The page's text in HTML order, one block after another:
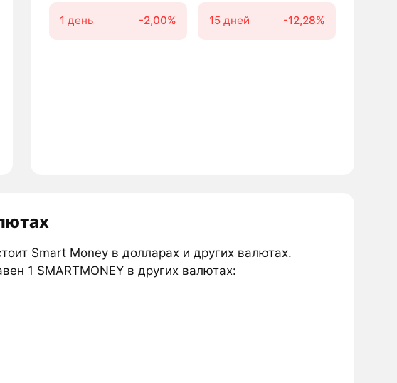
1 день -2,00% 15 дней -12,28%
Smart Money в долларах и других валютах.
1 SMARTMONEY в других валютах: